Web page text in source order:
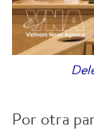
Por otra